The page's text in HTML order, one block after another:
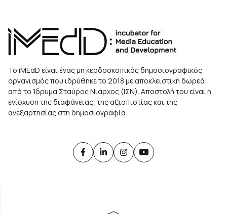
Το iMEdD είναι ένας μη κερδοσκοπικός δημοσιογραφικός
οργανισμός που ιδρύθηκε το 2018 με αποκλειστική δωρεά
από το Ίδρυμα Σταύρος Νιάρχος (ΙΣΝ). Αποστολή του είναι η
ενίσχυση της διαφάνειας, της αξιοπιστίας και της
ανεξαρτησίας στη δημοσιογραφία.